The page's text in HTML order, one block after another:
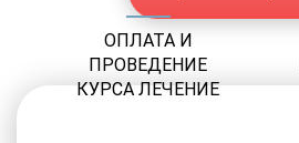
ОПЛАТА И
ПРОВЕДЕНИЕ
КУРСА ЛЕЧЕНИЕ